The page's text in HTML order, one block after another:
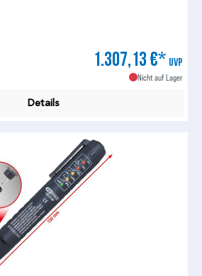
1.307,13 €* UVP
Nicht auf Lager
Details